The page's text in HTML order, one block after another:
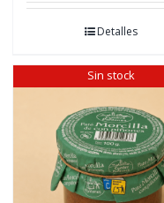
Detalles
Sin stock